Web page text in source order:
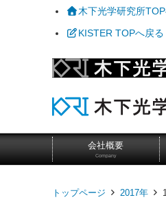
会社概要
Company
木下光学研究所
KISTER TOPへ戻る
トップページ 2017年